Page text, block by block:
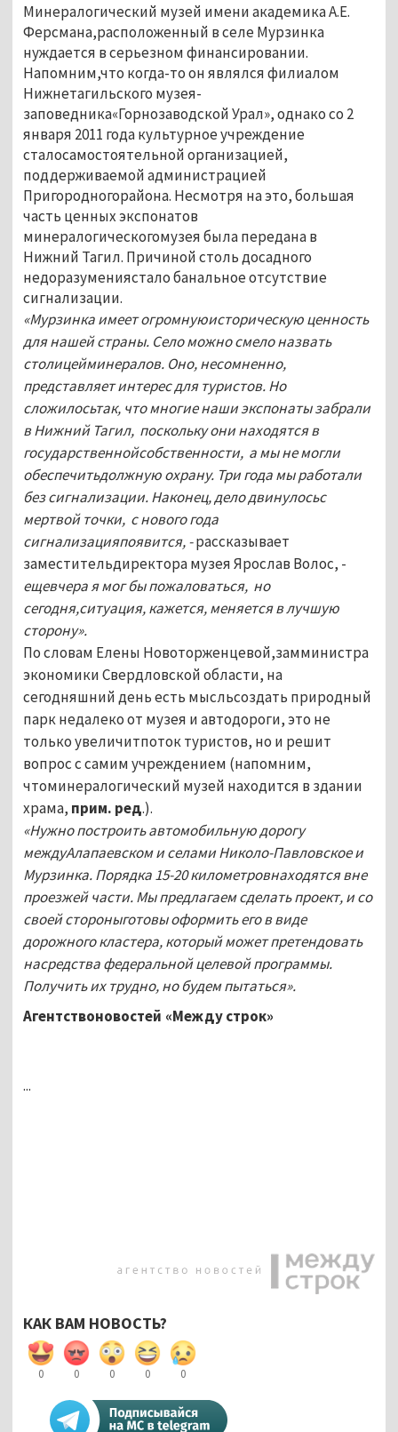
Минералогический музей имени академика А.Е.
Ферсмана,расположенный в селе Мурзинка
нуждается в серьезном финансировании.
Напомним,что когда-то он являлся филиалом
Нижнетагильского музея-
заповедника«Горнозаводской Урал», однако со 2
января 2011 года культурное учреждение
сталосамостоятельной организацией,
поддерживаемой администрацией
Пригородногорайона. Несмотря на это, большая
часть ценных экспонатов
минералогическогомузея была передана в
Нижний Тагил. Причиной столь досадного
недоразумениястало банальное отсутствие
сигнализации.
«Мурзинка имеет огромнуюисторическую ценность
для нашей страны. Село можно смело назвать
столицейминералов. Оно, несомненно,
представляет интерес для туристов. Но
сложилосьтак, что многие наши экспонаты забрали
в Нижний Тагил, поскольку они находятся в
государственнойсобственности, а мы не могли
обеспечитьдолжную охрану. Три года мы работали
без сигнализации. Наконец, дело двинулосьс
мертвой точки, с нового года
сигнализацияпоявится, -рассказывает
заместительдиректора музея Ярослав Волос, -
ещевчера я мог бы пожаловаться, но
сегодня,ситуация, кажется, меняется в лучшую
сторону».
По словам Елены Новоторженцевой,замминистра
экономики Свердловской области, на
сегодняшний день есть мысльсоздать природный
парк недалеко от музея и автодороги, это не
только увеличитпоток туристов, но и решит
вопрос с самим учреждением (напомним,
чтоминералогический музей находится в здании
храма, прим. ред.).
«Нужно построить автомобильную дорогу
междуАлапаевском и селами Николо-Павловское и
Мурзинка. Порядка 15-20 километровнаходятся вне
проезжей части. Мы предлагаем сделать проект, и со
своей стороныготовы оформить его в виде
дорожного кластера, который может претендовать
насредства федеральной целевой программы.
Получить их трудно, но будем пытаться».
Агентствоновостей «Между строк»
...
КАК ВАМ НОВОСТЬ?
0 0 0 0 0